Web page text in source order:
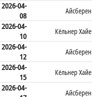
2026-04-
08
Айсберен
2026-04-
10
Кёльнер Хайе
2026-04-
12
Айсберен
2026-04-
15
Кёльнер Хайе
2026-04-
Айсберен